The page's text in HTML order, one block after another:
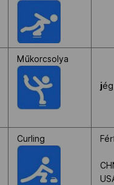
Műkorcsolya
j
Curling